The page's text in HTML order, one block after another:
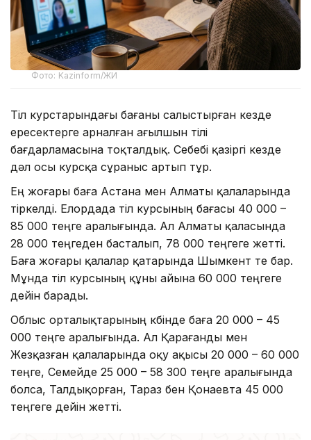
Фото: Kazinform/ЖИ
Тіл курстарындағы бағаны салыстырған кезде
ересектерге арналған ағылшын тілі
бағдарламасына тоқталдық. Себебі қазіргі кезде
дәл осы курсқа сұраныс артып тұр.
Ең жоғары баға Астана мен Алматы қалаларында
тіркелді. Елордада тіл курсының бағасы 40 000 –
85 000 теңге аралығында. Ал Алматы қаласында
28 000 теңгеден басталып, 78 000 теңгеге жетті.
Баға жоғары қалалар қатарында Шымкент те бар.
Мұнда тіл курсының құны айына 60 000 теңгеге
дейін барады.
Облыс орталықтарының көбінде баға 20 000 – 45
000 теңге аралығында. Ал Қарағанды мен
Жезқазған қалаларында оқу ақысы 20 000 – 60 000
теңге, Семейде 25 000 – 58 300 теңге аралығында
болса, Талдықорған, Тараз бен Қонаевта 45 000
теңгеге дейін жетті.